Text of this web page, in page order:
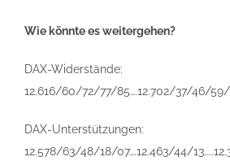
Wie könnte es weitergehen?
DAX-Widerstände:
12.616/60/72/77/85….12.702/37/46/59/
DAX-Unterstützungen:
12.578/63/48/18/07….12.463/44/